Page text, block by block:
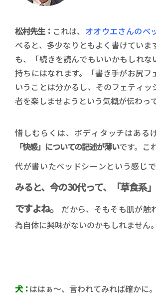
松村先生： これは、 オオウエさんのベ
べると、多少なりともよく書けていま
も、「続きを読んでもいいかもしれな
持ちにはなれます。「書き手がお尻フ
いうことは分かるし、そのフェティッ
者を楽しませようという気概が伝わっ
惜しむらくは、ボディタッチはある
「快感」についての記述が薄いです。こ
代が書いたベッドシーンという感じで
みると、今の30代って、「草食系
ですよね。
だから、そもそも肌が触
為自体に興味がないのかもしれません。
犬：ははぁ〜、言われてみれば確かに。